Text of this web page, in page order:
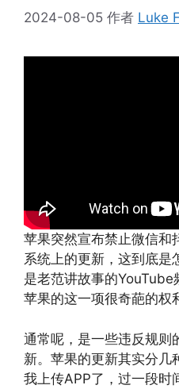
2024-08-05 作者 Luke
苹果突然宣布禁止微信和
系统上的更新，这到底是
是老范讲故事的
苹果的这一项很奇葩的权
通常呢，是一些违反规则
新。苹果的更新其实分几
我上传APP了，过一段时